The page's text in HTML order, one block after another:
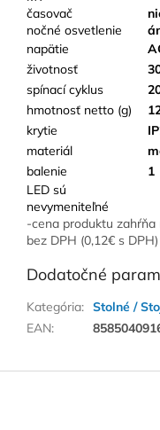
časovač
nočné osvetlenie
napätie
životnosť
spínací cyklus
hmotnosť netto (g)
krytie
materiál
balenie
1
LED sú
nevymeniteľné
-cena produktu
bez DPH (0,12€ s DPH)
Dodatočné
Kategória: Stolné /
EAN: